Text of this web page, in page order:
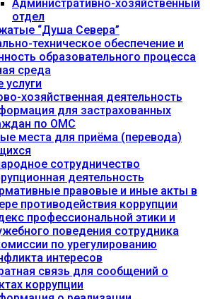
Административно-хозяйственный
отдел
“Душа Севера”
техническое обеспечение и
образовательного процесса
среда
услуги
хозяйственная деятельность
для застрахованных
по ОМС
места для приёма (перевода)
сотрудничество
деятельность
правовые и иные акты в
противодействия коррупции
профессиональной этики и
поведения сотрудника
по урегулированию
интересов
связь для сообщений о
коррупции